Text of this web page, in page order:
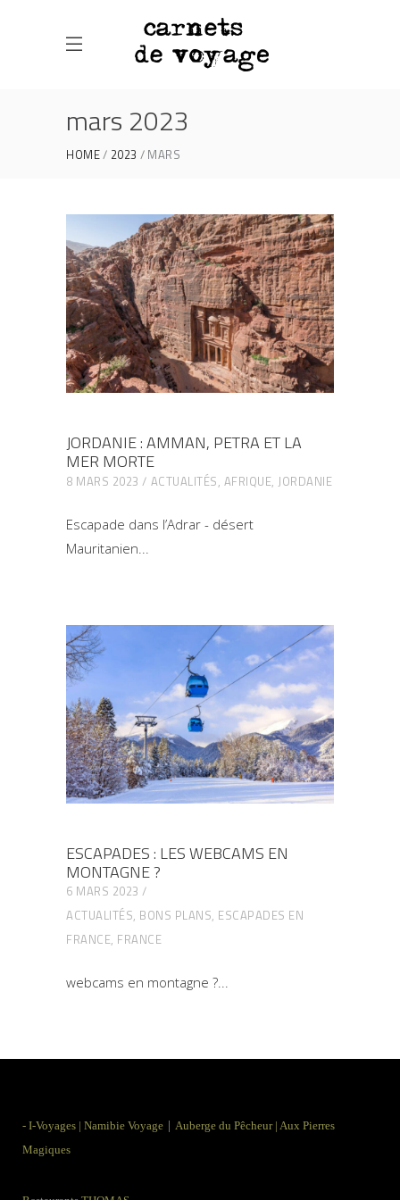
mars 2023
HOME 2023 MARS
JORDANIE : AMMAN, PETRA ET LA
MER MORTE
8 MARS 2023 ACTUALITÉS, AFRIQUE, JORDANIE
Escapade dans l’Adrar - désert
Mauritanien
ESCAPADES : LES WEBCAMS EN
MONTAGNE ?
6 MARS 2023
ACTUALITÉS, BONS PLANS, ESCAPADES EN
FRANCE, FRANCE
webcams en montagne ?
- I-Voyages | Namibie Voyage | Auberge du Pêcheur | Aux Pierres
Magiques